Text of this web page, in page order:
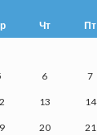
Чт Пт
6 7
13 14
20 21